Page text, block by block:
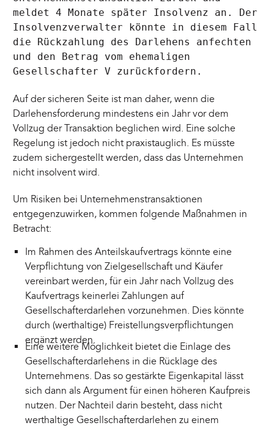
meldet 4 Monate später Insolvenz an. Der
Insolvenzverwalter könnte in diesem Fall
die Rückzahlung des Darlehens anfechten
und den Betrag vom ehemaligen
Gesellschafter V zurückfordern.
Auf der sicheren Seite ist man daher, wenn die
Darlehensforderung mindestens ein Jahr vor dem
Vollzug der Transaktion beglichen wird. Eine solche
Regelung ist jedoch nicht praxistauglich. Es müsste
zudem sichergestellt werden, dass das Unternehmen
nicht insolvent wird.
Um Risiken bei Unternehmenstransaktionen
entgegenzuwirken, kommen folgende Maßnahmen in
Betracht:
Im Rahmen des Anteilskaufvertrags könnte eine
Verpflichtung von Zielgesellschaft und Käufer
vereinbart werden, für ein Jahr nach Vollzug des
Kaufvertrags keinerlei Zahlungen auf
Gesellschafterdarlehen vorzunehmen. Dies könnte
durch (werthaltige) Freistellungsverpflichtungen
ergänzt werden.
Eine weitere Möglichkeit bietet die Einlage des
Gesellschafterdarlehens in die Rücklage des
Unternehmens. Das so gestärkte Eigenkapital lässt
sich dann als Argument für einen höheren Kaufpreis
nutzen. Der Nachteil darin besteht, dass nicht
werthaltige Gesellschafterdarlehen zu einem